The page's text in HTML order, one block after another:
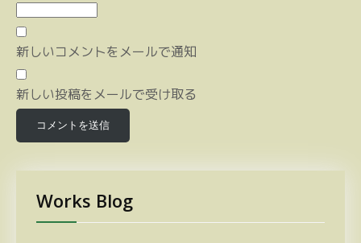
新しいコメントをメールで通知
新しい投稿をメールで受け取る
Works Blog